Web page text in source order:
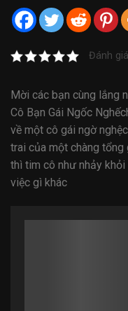
Đánh
Mời các bạn cùng lắng
Cô Bạn Gái Ngốc
về một cô gái ngờ
trai của một chàng
thì tim cô như nhảy
việc gì khác